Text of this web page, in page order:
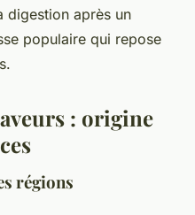
digestion après un
populaire qui repose
: origine
régions